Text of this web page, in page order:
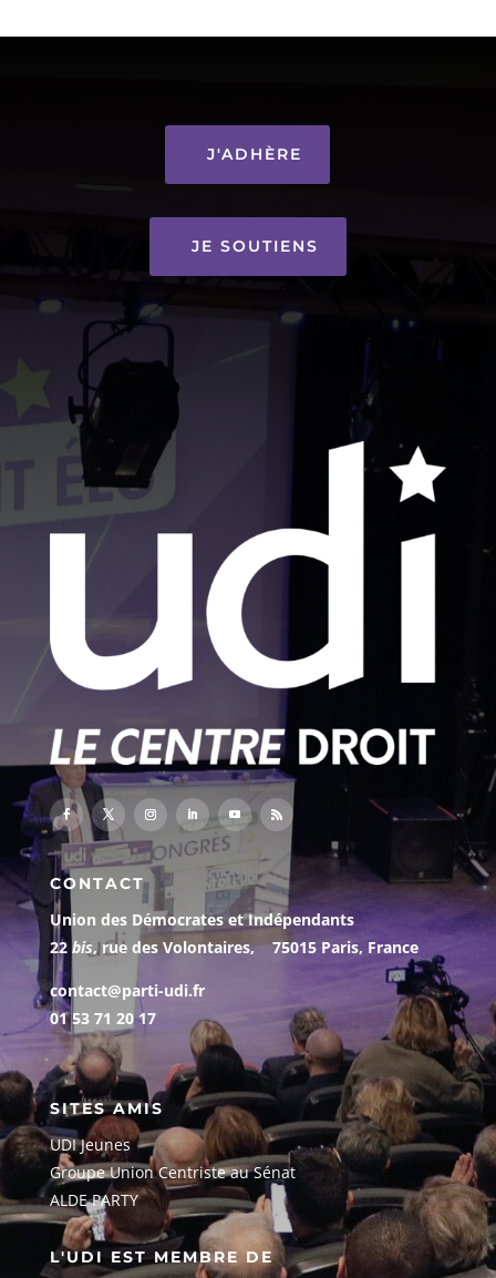
J'ADHÈRE
JE SOUTIENS
CONTACT
Union des Démocrates et Indépendants
22 bis, rue des Volontaires, 75015 Paris, France
contact@parti-udi.fr
01 53 71 20 17
SITES AMIS
UDI Jeunes
Groupe Union Centriste au Sénat
ALDE PARTY
L'UDI EST MEMBRE DE